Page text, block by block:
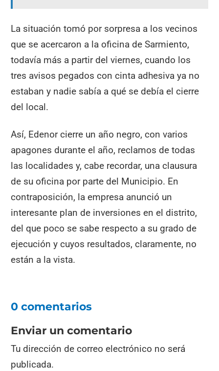
La situación tomó por sorpresa a los vecinos
que se acercaron a la oficina de Sarmiento,
todavía más a partir del viernes, cuando los
tres avisos pegados con cinta adhesiva ya no
estaban y nadie sabía a qué se debía el cierre
del local.
Así, Edenor cierre un año negro, con varios
apagones durante el año, reclamos de todas
las localidades y, cabe recordar, una clausura
de su oficina por parte del Municipio. En
contraposición, la empresa anunció un
interesante plan de inversiones en el distrito,
del que poco se sabe respecto a su grado de
ejecución y cuyos resultados, claramente, no
están a la vista.
0 comentarios
Enviar un comentario
Tu dirección de correo electrónico no será
publicada.